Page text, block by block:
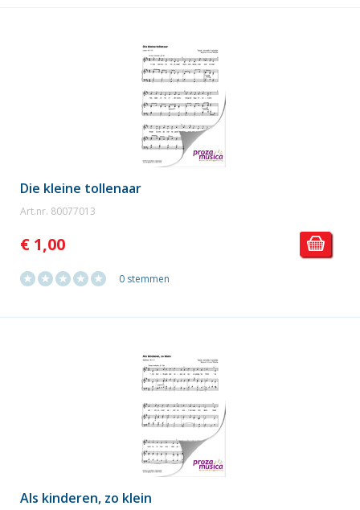
Die kleine tollenaar
Art.nr. 80077013
€ 1,00
0 stemmen
Als kinderen, zo klein